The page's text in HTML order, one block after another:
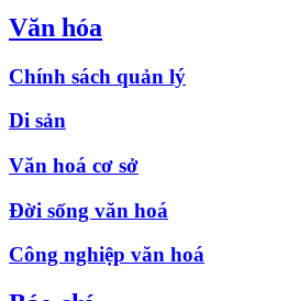
Văn hóa
Chính sách quản lý
Di sản
Văn hoá cơ sở
Đời sống văn hoá
Công nghiệp văn hoá